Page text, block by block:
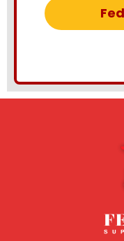
Federzoni Fácil